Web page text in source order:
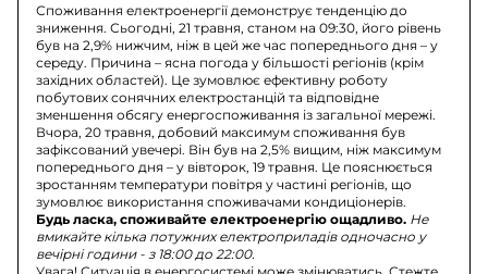
Споживання електроенергії демонструє тенденцію до
зниження. Сьогодні, 21 травня, станом на 09:30, його рівень
був на 2,9% нижчим, ніж в цей же час попереднього дня – у
середу. Причина – ясна погода у більшості регіонів (крім
західних областей). Це зумовлює ефективну роботу
побутових сонячних електростанцій та відповідне
зменшення обсягу енергоспоживання із загальної мережі.
Вчора, 20 травня, добовий максимум споживання був
зафіксований увечері. Він був на 2,5% вищим, ніж максимум
попереднього дня – у вівторок, 19 травня. Це пояснюється
зростанням температури повітря у частині регіонів, що
зумовлює використання споживачами кондиціонерів.
Будь ласка, споживайте електроенергію ощадливо. Не
вмикайте кілька потужних електроприладів одночасно у
вечірні години - з 18:00 до 22:00.